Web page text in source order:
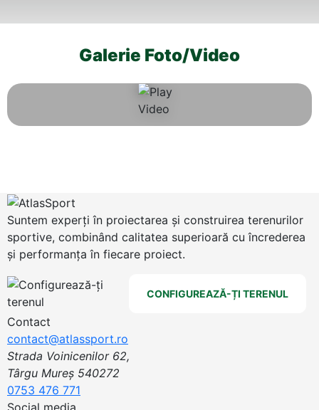
Galerie Foto/Video
Suntem experți în proiectarea și construirea terenurilor
sportive, combinând calitatea superioară cu încrederea
și performanța în fiecare proiect.
CONFIGUREAZĂ-ȚI TERENUL
Contact
contact@atlassport.ro
Strada Voinicenilor 62,
Târgu Mureș 540272
0753 476 771
Social media